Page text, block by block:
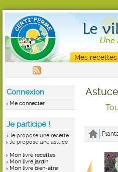
Mes recettes
Connexion
Me connecter
Je participe !
Je propose une recette
Je propose une astuce
Mon livre recettes
Mon livre jardin
Mon livre bien-être